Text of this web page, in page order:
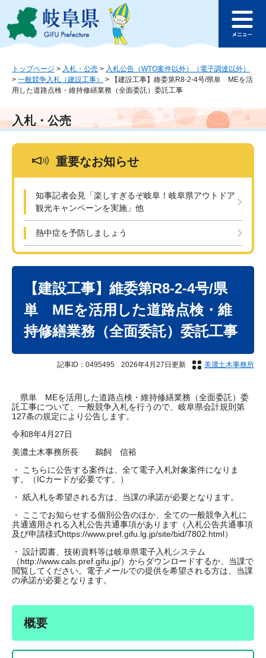
ジ
ュ
本
文
このページの本文へ
ュ
トップページ > 入札・公売 > 入札公告（WTO案件以外）（電子調達以外）
> 一般競争入札（建設工事） >
【建設工事】維委第R8-2-4号/県単 MEを活
用した道路点検・維持修繕業務（全面委託）委託工事
入札・公売
重要なお知らせ
知事記者会見「楽しすぎるぞ岐阜！岐阜県アウトドア
観光キャンペーンを実施」他
熱中症を予防しましょう
【建設工事】維委第R8-2-4号/県
単 MEを活用した道路点検・維
持修繕業務（全面委託）委託工事
記事ID：0495495 2026年4月27日更新 美濃土木事務所
県単 MEを活用した道路点検・維持修繕業務（全面委託）委
託工事について、一般競争入札を行うので、岐阜県会計規則第
127条の規定により公告します。
令和8年4月27日
美濃土木事務所長 鵜飼 信裕
・ こちらに公告する案件は、全て電子入札対象案件になりま
す。（ICカードが必要です。）
・ 紙入札を希望される方は、当課の承諾が必要となります。
・ ここでお知らせする個別公告のほか、全ての一般競争入札に
共通適用される入札公告共通事項があります（入札公告共通事項
及び申請様式https://www.pref.gifu.lg.jp/site/bid/7802.html）
・ 設計図書、技術資料等は岐阜県電子入札システム
（http://www.cals.pref.gifu.jp/）からダウンロードするか、当課で
閲覧してください。電子メールでの提供を希望される方は、当課
の承諾が必要となります。
概要